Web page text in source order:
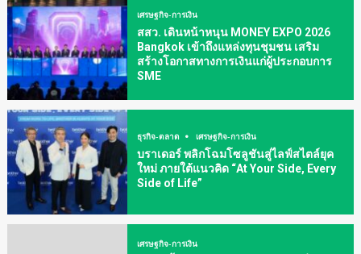
เศรษฐกิจ-การเงิน
สสว. เดินหน้าหนุน MONEY EXPO 2026
Bangkok เข้าถึงแหล่งทุนชุมชน เสริม
สร้างโอกาสทางการเงินแก่ผู้ประกอบการ
SME
ธุรกิจ-ตลาด เศรษฐกิจ-การเงิน
บราเดอร์ พลิกโฉมโซลูชันสู่ไลฟ์สไตล์ยุค
ใหม่ ภายใต้แนวคิด “At Your Side, Every
Side of Life”
เศรษฐกิจ-การเงิน